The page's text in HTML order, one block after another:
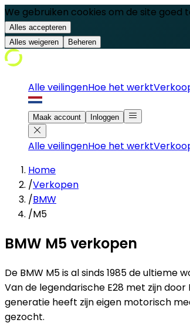
We gebruiken cookies om de site
Alles accepteren
Alles weigeren
Beheren
Alle veilingenHoe het werkt
Maak account Inloggen
Alle veilingenHoe het werkt
Home
/Verkopen
/BMW
/M5
BMW M5 verkopen
De BMW M5 is al sinds 1985 de
Van de legendarische E28 met zijn
generatie heeft zijn eigen motorisch
gezocht.